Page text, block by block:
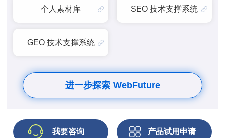
个人素材库 SEO 技术支撑系统
GEO 技术支撑系统
进一步探索 WebFuture
我要咨询 产品试用申请